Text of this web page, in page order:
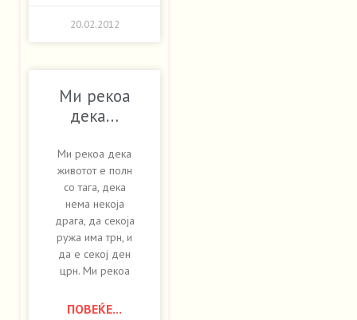
20.02.2012
Ми рекоа
дека…
Ми рекоа дека
животот е полн
со тага, дека
нема некоја
драга, да секоја
ружа има трн, и
да е секој ден
црн. Ми рекоа
ПОВЕЌЕ...